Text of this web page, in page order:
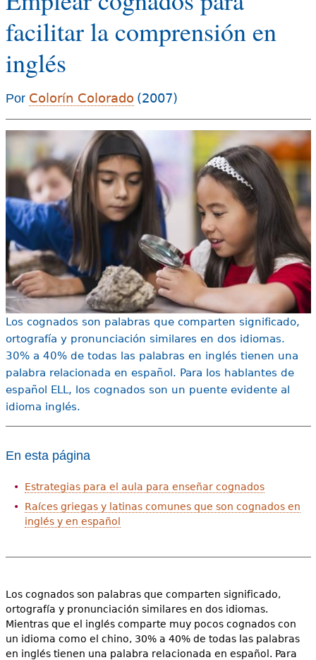
Más recursos
e
s
t
á
a
q
u
í
facilitar la comprensión en
inglés
Por Colorín Colorado (2007)
Los cognados son palabras que comparten significado,
ortografía y pronunciación similares en dos idiomas.
30% a 40% de todas las palabras en inglés tienen una
palabra relacionada en español. Para los hablantes de
español ELL, los cognados son un puente evidente al
idioma inglés.
En esta página
Estrategias para el aula para enseñar cognados
Raíces griegas y latinas comunes que son cognados en
inglés y en español
Los cognados son palabras que comparten significado,
ortografía y pronunciación similares en dos idiomas.
Mientras que el inglés comparte muy pocos cognados con
un idioma como el chino, 30% a 40% de todas las palabras
en inglés tienen una palabra relacionada en español. Para